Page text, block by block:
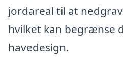
jordareal til at
hvilket kan begrænse
havedesign.